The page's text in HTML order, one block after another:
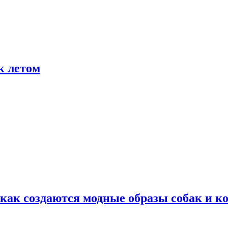
летом
создаются модные образы собак и